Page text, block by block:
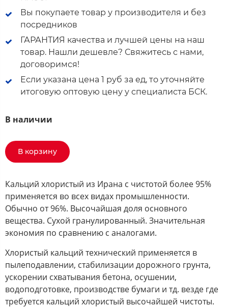
Вы покупаете товар у производителя и без
посредников
ГАРАНТИЯ качества и лучшей цены на наш
товар. Нашли дешевле? Свяжитесь с нами,
договоримся!
Если указана цена 1 руб за ед, то уточняйте
итоговую оптовую цену у специалиста БСК.
В наличии
В корзину
Кальций хлористый из Ирана с чистотой более 95%
применяется во всех видах промышленности.
Обычно от 96%. Высочайшая доля основного
вещества. Сухой гранулированный. Значительная
экономия по сравнению с аналогами.
Хлористый кальций технический применяется в
пылеподавлении, стабилизации дорожного грунта,
ускорении схватывания бетона, осушении,
водоподготовке, производстве бумаги и тд. везде где
требуется кальций хлористый высочайшей чистоты.